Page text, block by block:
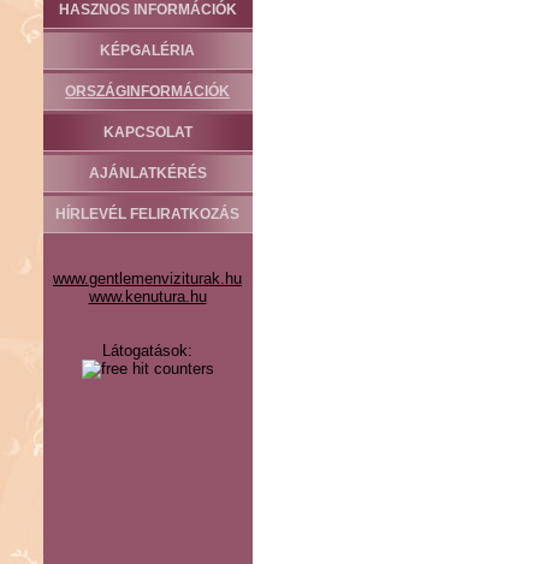
HASZNOS INFORMÁCIÓK
KÉPGALÉRIA
ORSZÁGINFORMÁCIÓK
KAPCSOLAT
AJÁNLATKÉRÉS
HÍRLEVÉL FELIRATKOZÁS
www.gentlemenviziturak.hu
www.kenutura.hu
Látogatások: